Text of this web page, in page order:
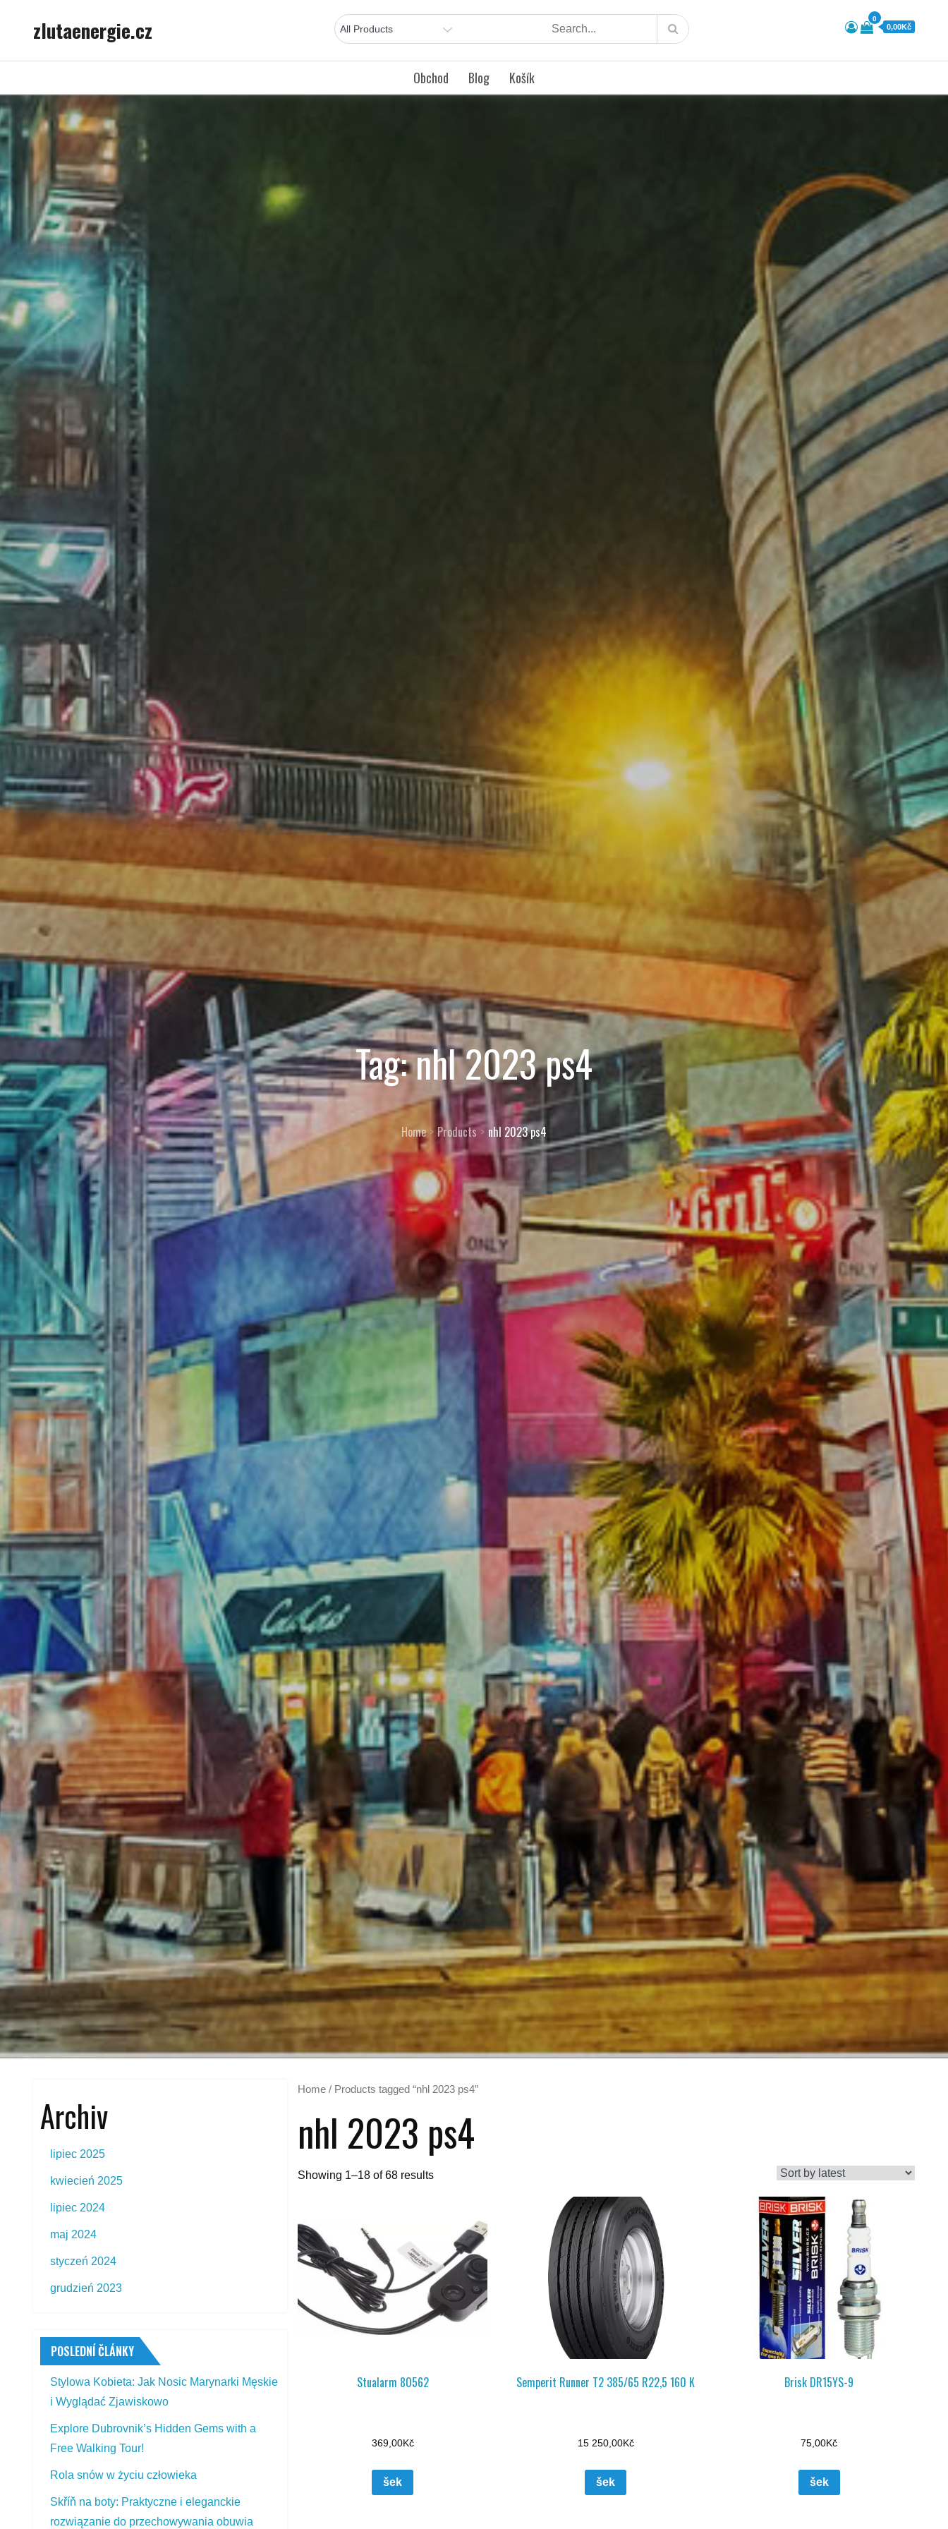
zlutaenergie.cz 0
0,00Kč
Obchod Blog Košík
Tag:nhl 2023 ps4
Home Products nhl 2023 ps4
Home / Products tagged “nhl 2023 ps4”
nhl 2023 ps4
Showing 1–18 of 68 results
Stualarm 80562
369,00Kč
šek
Semperit Runner T2 385/65 R22,5 160 K
15 250,00Kč
šek
Brisk DR15YS-9
75,00Kč
šek
Archiv
lipiec 2025
kwiecień 2025
lipiec 2024
maj 2024
styczeń 2024
grudzień 2023
POSLEDNÍ ČLÁNKY
Stylowa Kobieta: Jak Nosic Marynarki Męskie
i Wyglądać Zjawiskowo
Explore Dubrovnik’s Hidden Gems with a
Free Walking Tour!
Rola snów w życiu człowieka
Skříň na boty: Praktyczne i eleganckie
rozwiązanie do przechowywania obuwia